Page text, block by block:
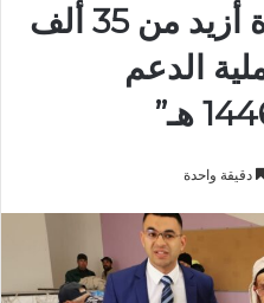
إقليم تازة.. استفادة أزيد من 35 ألف
الدعم
دقيقة واحدة